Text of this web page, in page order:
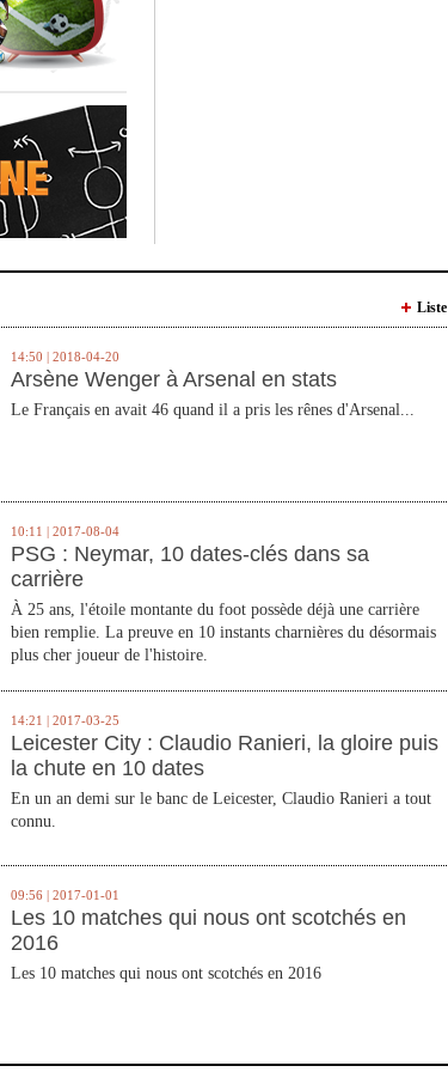
Liste
14:50 | 2018-04-20
Arsène Wenger à Arsenal en stats
Le Français en avait 46 quand il a pris les rênes d'Arsenal...
10:11 | 2017-08-04
PSG : Neymar, 10 dates-clés dans sa
carrière
À 25 ans, l'étoile montante du foot possède déjà une carrière
bien remplie. La preuve en 10 instants charnières du désormais
plus cher joueur de l'histoire.
14:21 | 2017-03-25
Leicester City : Claudio Ranieri, la gloire puis
la chute en 10 dates
En un an demi sur le banc de Leicester, Claudio Ranieri a tout
connu.
09:56 | 2017-01-01
Les 10 matches qui nous ont scotchés en
2016
Les 10 matches qui nous ont scotchés en 2016